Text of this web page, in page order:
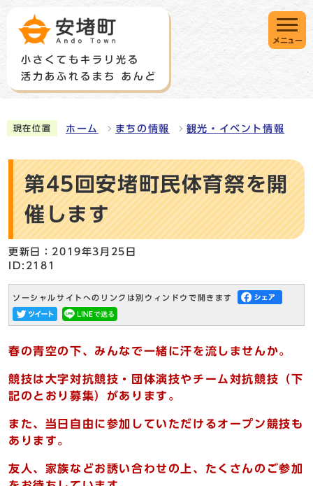
メニュー
現在位置 ホーム まちの情報 観光・イベント情報
第45回安堵町民体育祭を開
催します
更新日：2019年3月25日
ID:2181
ソーシャルサイトへのリンクは別ウィンドウで開きます
春の青空の下、みんなで一緒に汗を流しませんか。
競技は大字対抗競技・団体演技やチーム対抗競技（下
記のとおり募集）があります。
また、当日自由に参加していただけるオープン競技も
あります。
友人、家族などお誘い合わせの上、たくさんのご参加